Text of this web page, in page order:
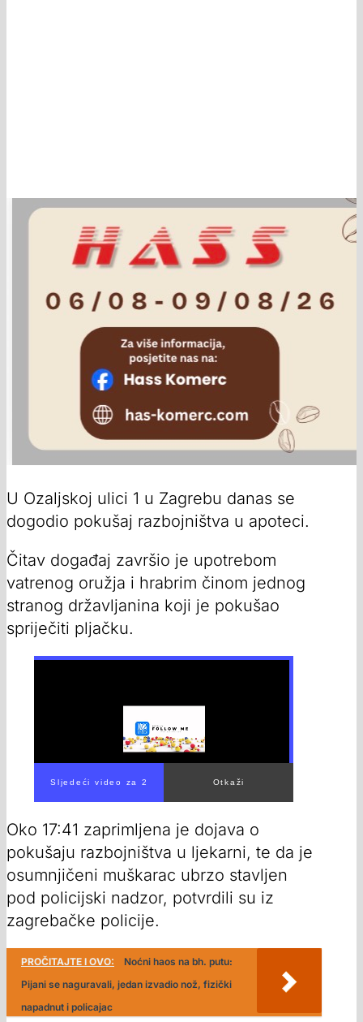
U Ozaljskoj ulici 1 u Zagrebu danas se
dogodio pokušaj razbojništva u apoteci.
Čitav događaj završio je upotrebom
vatrenog oružja i hrabrim činom jednog
stranog državljanina koji je pokušao
spriječiti pljačku.
Oko 17:41 zaprimljena je dojava o
pokušaju razbojništva u ljekarni, te da je
osumnjičeni muškarac ubrzo stavljen
pod policijski nadzor, potvrdili su iz
zagrebačke policije.
PROČITAJTE I OVO:
Noćni haos na bh. putu:
Pijani se naguravali, jedan izvadio nož, fizički
napadnut i policajac